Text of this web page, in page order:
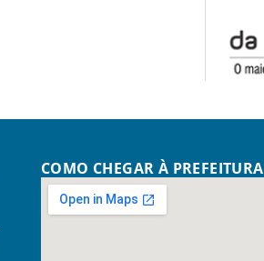
COMO CHEGAR À PREFEITURA